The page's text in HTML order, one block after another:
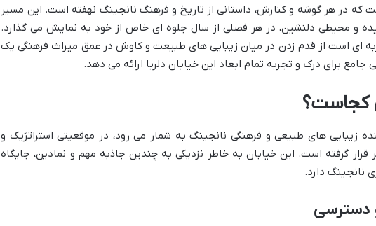
که در هر گوشه و کنارش، داستانی از تاریخ و فرهنگ نانجینگ نهفته است. این مسیر
و محیطی دلنشین، در هر فصلی از سال جلوه ای خاص از خود به نمایش می گذارد.
ای است از قدم زدن در میان زیبایی های طبیعت و کاوش در عمق میراث فرهنگی یک
جامع برای درک و تجربه تمام ابعاد این خیابان دلربا ارائه می دهد.
کجاست؟
زیبایی های طبیعی و فرهنگی نانجینگ به شمار می رود، در موقعیتی استراتژیک و
گرفته است. این خیابان به خاطر نزدیکی به چندین جاذبه مهم و نمادین، جایگاه
نانجینگ دارد.
دسترسی